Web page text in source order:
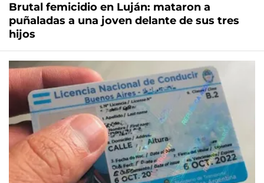
Brutal femicidio en Luján: mataron a
puñaladas a una joven delante de sus tres
hijos